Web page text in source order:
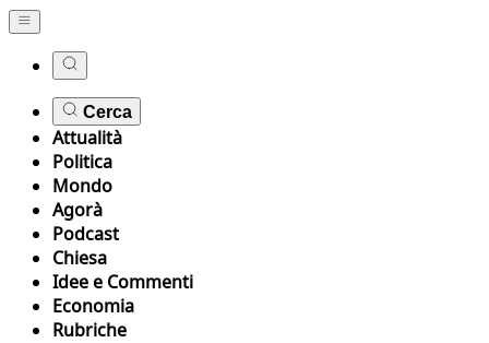
Cerca
Attualità
Politica
Mondo
Agorà
Podcast
Chiesa
Idee e Commenti
Economia
Rubriche